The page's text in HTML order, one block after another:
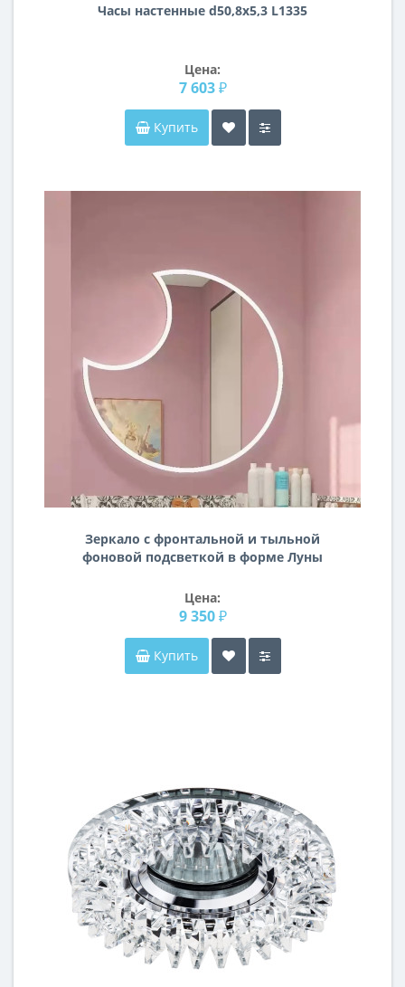
Часы настенные d50,8х5,3 L1335
Цена:
7 603 ₽
Купить
Зеркало с фронтальной и тыльной
фоновой подсветкой в форме Луны
Цена:
9 350 ₽
Купить